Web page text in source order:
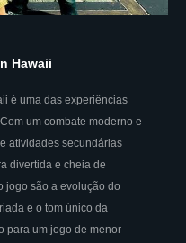
Hawaii
é uma das experiências
um combate moderno e
atividades secundárias
divertida e cheia de
jogo são a evolução do
e o tom único da
para um jogo de menor